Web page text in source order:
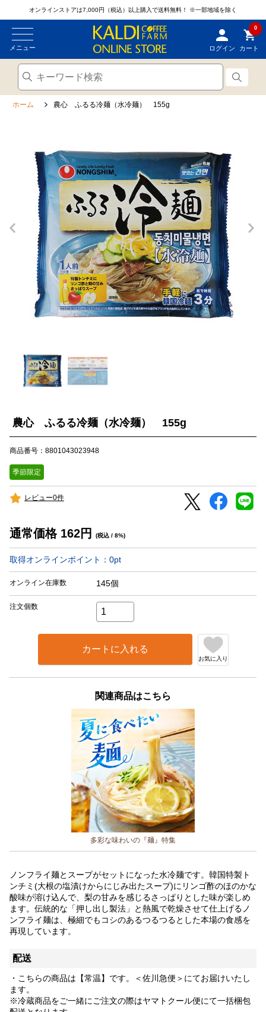
オンラインストアは7,000円（税込）以上購入で送料無料！ ※一部地域を除く
メニュー ログイン
0
カート
ホーム 農心 ふるる冷麺（水冷麺） 155g
農心 ふるる冷麺（水冷麺） 155g
商品番号：8801043023948
季節限定
レビュー0件
通常価格 162円 (税込 / 8%)
取得オンラインポイント： 0pt
オンライン在庫数 145個
注文個数
カートに入れる
お気に入り
関連商品はこちら
多彩な味わいの『麺』特集
ノンフライ麺とスープがセットになった水冷麺です。韓国特製ト
ンチミ(大根の塩漬けからにじみ出たスープ)にリンゴ酢のほのかな
酸味が溶け込んで、梨の甘みを感じるさっぱりとした味が楽しめ
ます。伝統的な「押し出し製法」と熱風で乾燥させて仕上げるノ
ンフライ麺は、極細でもコシのあるつるつるとした本場の食感を
再現しています。
配送
・こちらの商品は【常温】です。＜佐川急便＞にてお届けいたし
ます。
※冷蔵商品をご一緒にご注文の際はヤマトクール便にて一括梱包